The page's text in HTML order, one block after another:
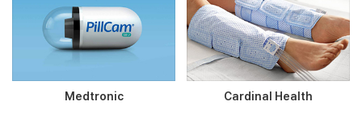
Medtronic Cardinal Health